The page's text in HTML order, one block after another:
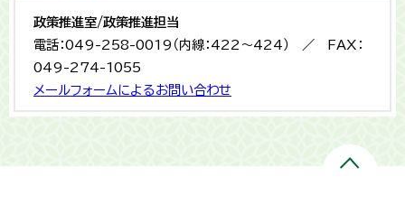
政策推進室/政策推進担当
電話：049-258-0019（内線：422～424） ／ FAX：
049-274-1055
メールフォームによるお問い合わせ